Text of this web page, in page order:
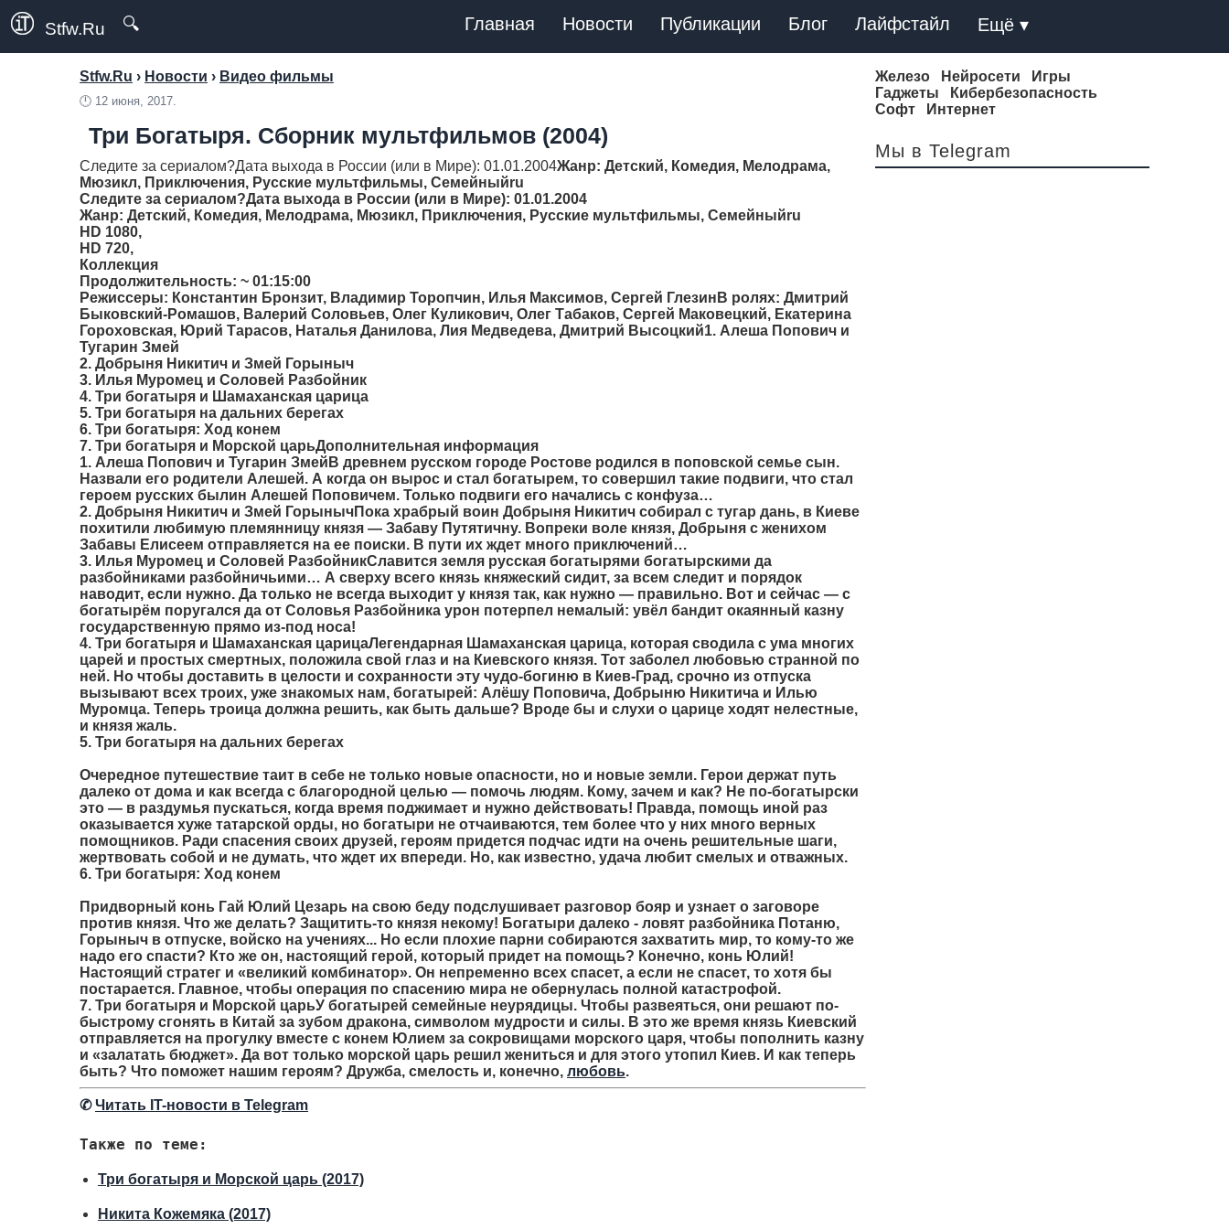
Stfw.Ru 🔍 Главная Новости Публикации Блог Лайфстайл Ещё ▾
Stfw.Ru › Новости › Видео фильмы
🕛 12 июня, 2017.
Три Богатыря. Сборник мультфильмов (2004)
Следите за сериалом?Дата выхода в России (или в Мире): 01.01.2004Жанр: Детский, Комедия, Мелодрама,
Мюзикл, Приключения, Русские мультфильмы, Семейныйru
Следите за сериалом?Дата выхода в России (или в Мире): 01.01.2004
Жанр: Детский, Комедия, Мелодрама, Мюзикл, Приключения, Русские мультфильмы, Семейныйru
HD 1080,
HD 720,
Коллекция
Продолжительность: ~ 01:15:00
Режиссеры: Константин Бронзит, Владимир Торопчин, Илья Максимов, Сергей ГлезинВ ролях: Дмитрий
Быковский-Ромашов, Валерий Соловьев, Олег Куликович, Олег Табаков, Сергей Маковецкий, Екатерина
Гороховская, Юрий Тарасов, Наталья Данилова, Лия Медведева, Дмитрий Высоцкий1. Алеша Попович и
Тугарин Змей
2. Добрыня Никитич и Змей Горыныч
3. Илья Муромец и Соловей Разбойник
4. Три богатыря и Шамаханская царица
5. Три богатыря на дальних берегах
6. Три богатыря: Ход конем
7. Три богатыря и Морской царьДополнительная информация
1. Алеша Попович и Тугарин Змей В древнем русском городе Ростове родился в поповской семье сын.
Назвали его родители Алешей. А когда он вырос и стал богатырем, то совершил такие подвиги, что стал
героем русских былин Алешей Поповичем. Только подвиги его начались с конфуза…
2. Добрыня Никитич и Змей ГорынычПока храбрый воин Добрыня Никитич собирал с тугар дань, в Киеве
похитили любимую племянницу князя — Забаву Путятичну. Вопреки воле князя, Добрыня с женихом
Забавы Елисеем отправляется на ее поиски. В пути их ждет много приключений…
3. Илья Муромец и Соловей РазбойникСлавится земля русская богатырями богатырскими да
разбойниками разбойничьими… А сверху всего князь княжеский сидит, за всем следит и порядок
наводит, если нужно. Да только не всегда выходит у князя так, как нужно — правильно. Вот и сейчас — с
богатырём поругался да от Соловья Разбойника урон потерпел немалый: увёл бандит окаянный казну
государственную прямо из-под носа!
4. Три богатыря и Шамаханская царицаЛегендарная Шамаханская царица, которая сводила с ума многих
царей и простых смертных, положила свой глаз и на Киевского князя. Тот заболел любовью странной по
ней. Но чтобы доставить в целости и сохранности эту чудо-богиню в Киев-Град, срочно из отпуска
вызывают всех троих, уже знакомых нам, богатырей: Алёшу Поповича, Добрыню Никитича и Илью
Муромца. Теперь троица должна решить, как быть дальше? Вроде бы и слухи о царице ходят нелестные,
и князя жаль.
5. Три богатыря на дальних берегах
Очередное путешествие таит в себе не только новые опасности, но и новые земли. Герои держат путь
далеко от дома и как всегда с благородной целью — помочь людям. Кому, зачем и как? Не по-богатырски
это — в раздумья пускаться, когда время поджимает и нужно действовать! Правда, помощь иной раз
оказывается хуже татарской орды, но богатыри не отчаиваются, тем более что у них много верных
помощников. Ради спасения своих друзей, героям придется подчас идти на очень решительные шаги,
жертвовать собой и не думать, что ждет их впереди. Но, как известно, удача любит смелых и отважных.
6. Три богатыря: Ход конем
Придворный конь Гай Юлий Цезарь на свою беду подслушивает разговор бояр и узнает о заговоре
против князя. Что же делать? Защитить-то князя некому! Богатыри далеко - ловят разбойника Потаню,
Горыныч в отпуске, войско на учениях... Но если плохие парни собираются захватить мир, то кому-то же
надо его спасти? Кто же он, настоящий герой, который придет на помощь? Конечно, конь Юлий!
Настоящий стратег и «великий комбинатор». Он непременно всех спасет, а если не спасет, то хотя бы
постарается. Главное, чтобы операция по спасению мира не обернулась полной катастрофой.
7. Три богатыря и Морской царьУ богатырей семейные неурядицы. Чтобы развеяться, они решают по-
быстрому сгонять в Китай за зубом дракона, символом мудрости и силы. В это же время князь Киевский
отправляется на прогулку вместе с конем Юлием за сокровищами морского царя, чтобы пополнить казну
и «залатать бюджет». Да вот только морской царь решил жениться и для этого утопил Киев. И как теперь
быть? Что поможет нашим героям? Дружба, смелость и, конечно, любовь.
✆Читать IT-новости в Telegram
Также по теме:
Три богатыря и Морской царь (2017)
Никита Кожемяка (2017)
Железо Нейросети
Игры
Гаджеты
Кибербезопасность
Софт
Интернет
Мы в Telegram